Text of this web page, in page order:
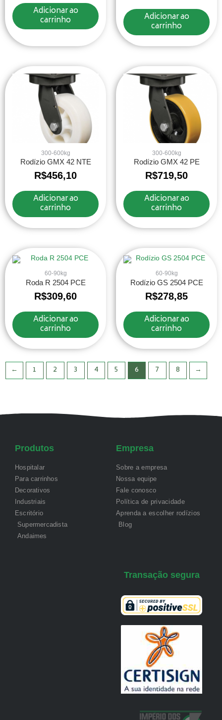
Adicionar ao
carrinho Adicionar ao
carrinho
300-600kg
Rodízio GMX 42 NTE
R$456,10
Adicionar ao
carrinho
300-600kg
Rodízio GMX 42 PE
R$719,50
Adicionar ao
carrinho
60-90kg
Roda R 2504 PCE
R$309,60
Adicionar ao
carrinho
60-90kg
Rodízio GS 2504 PCE
R$278,85
Adicionar ao
carrinho
← 1 2 3 4 5 6 7 8 →
Produtos
Hospitalar
Para carrinhos
Decorativos
Industriais
Escritório
Supermercadista
Andaimes
Empresa
Sobre a empresa
Nossa equipe
Fale conosco
Política de privacidade
Aprenda a escolher rodízios
Blog
Transação segura